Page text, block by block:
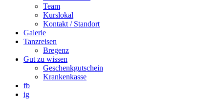
Team
Kurslokal
Kontakt / Standort
Galerie
Tanzreisen
Bregenz
Gut zu wissen
Geschenkgutschein
Krankenkasse
fb
ig